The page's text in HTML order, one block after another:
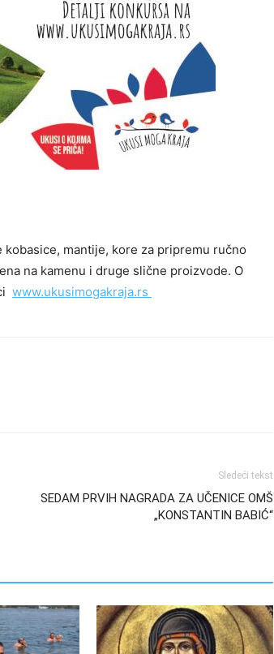
mantije, kore za pripremu ručno
na kamenu i druge slične proizvode. O
www.ukusimogakraja.rs
Sledeći tekst
SEDAM PRVIH NAGRADA ZA UČENICE OMŠ
„KONSTANTIN BABIĆ“